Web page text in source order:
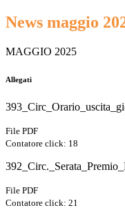
News maggio
MAGGIO 2025
Allegati
File PDF
Contatore click: 18
File PDF
Contatore click: 21